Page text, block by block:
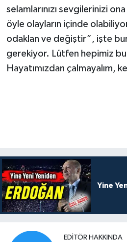
selamlarınızı sevgilerinizi
öyle olayların içinde
odaklan ve değiştir”, işte
gerekiyor. Lütfen hepimiz
Hayatımızdan çalmayalım,
Yine
EDITÖR HAKKINDA